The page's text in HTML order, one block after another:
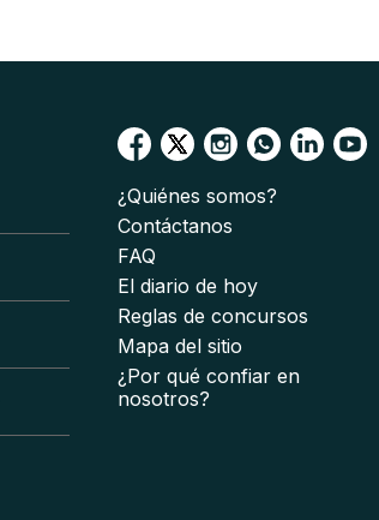
¿Quiénes somos?
Contáctanos
FAQ
El diario de hoy
Reglas de concursos
Mapa del sitio
¿Por qué confiar en
nosotros?